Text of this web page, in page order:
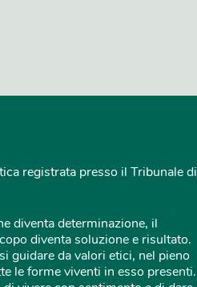
registrata presso il Tribunale di
diventa determinazione, il
diventa soluzione e risultato.
guidare da valori etici, nel pieno
le forme viventi in esso presenti.